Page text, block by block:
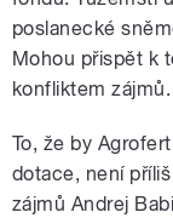
poslanecké
Mohou přispět k
konfliktem zájmů.
To, že by
dotace, není
zájmů Andrej